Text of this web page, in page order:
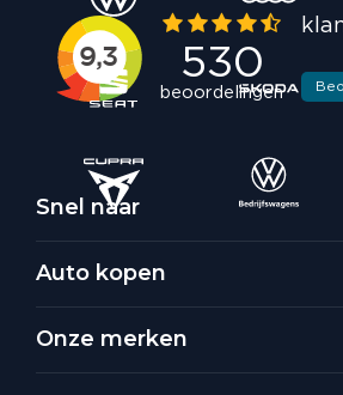
Snel naar
Auto kopen
Onze merken